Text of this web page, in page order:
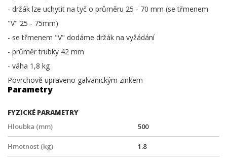
- držák lze uchytit na tyč o průměru 25 - 70 mm (se třmenem
"V" 25 - 75mm)
- se třmenem "V" dodáme držák na vyžádání
- průměr trubky 42 mm
- váha 1,8 kg
Povrchově upraveno galvanickým zinkem
Parametry
FYZICKÉ PARAMETRY
Hloubka (mm)
500
Hmotnost (kg) 1.8